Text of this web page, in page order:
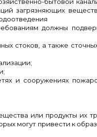
загрязняющих
бытового
должны
стоков, а также
и сооружениях
или продукты их
могут привести к